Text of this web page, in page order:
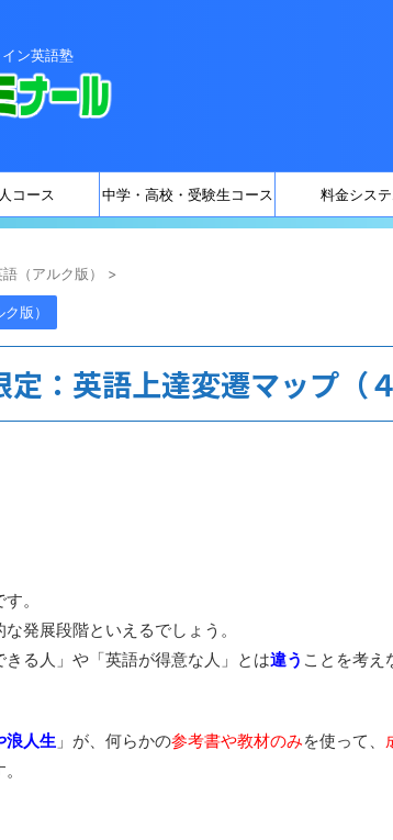
ン英語塾
コース 中学・高校・受験生コース 料金シス
（アルク版） >
版）
：英語上達変遷マップ（４
。
発展段階といえるでしょう。
きる人」や「英語が得意な人」とは違う ことを考え
浪人生 」が、何らかの参考書や教材のみを使って、